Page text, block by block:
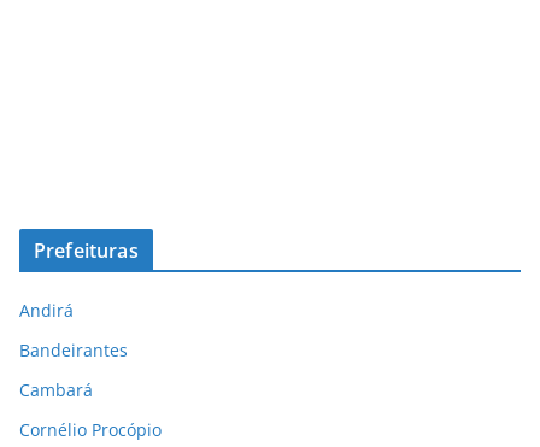
Prefeituras
Andirá
Bandeirantes
Cambará
Cornélio Procópio